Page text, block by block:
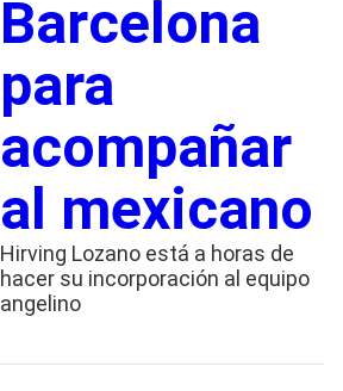
Barcelona
para
acompañar
al mexicano
Hirving Lozano está a horas de
hacer su incorporación al equipo
angelino